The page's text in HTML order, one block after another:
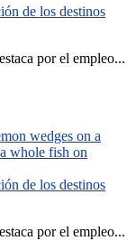
de los destinos
por el empleo...
de los destinos
por el empleo...